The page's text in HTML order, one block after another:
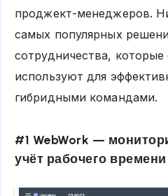
проджект-менеджеров.
самых популярных
сотрудничества, которые
используют для
гибридными командами.
#1 WebWork —
учёт рабочего времени